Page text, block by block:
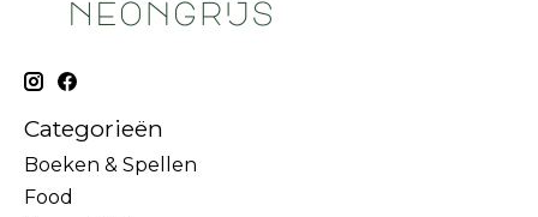
Categorieën
Boeken & Spellen
Food